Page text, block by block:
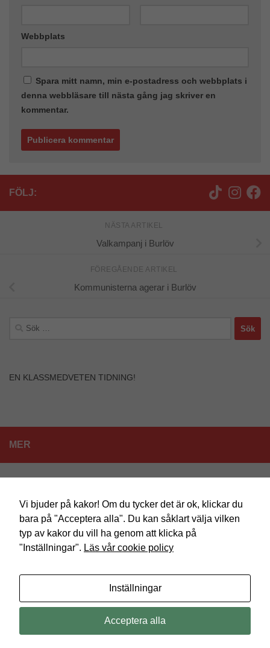
Webbplats
Spara mitt namn, min e-postadress och webbplats i
denna webbläsare till nästa gång jag skriver en
kommentar.
FÖLJ:
NÄSTA ARTIKEL
Valkampanj i Burlöv
FÖREGÅENDE ARTIKEL
Kommunisterna agerar i Burlöv
EN KLASSMEDVETEN TIDNING!
MER
SKP Burlöv
- Utformat med
Vi bjuder på kakor! Om du tycker det är ok, klickar du
bara på "Acceptera alla". Du kan såklart välja vilken
typ av kakor du vill ha genom att klicka på
"Inställningar". Läs vår cookie policy
Inställningar
Acceptera alla
För att vi ska
kunna
förbättra
hemsidans
funktionalitet
hur
hemsidan